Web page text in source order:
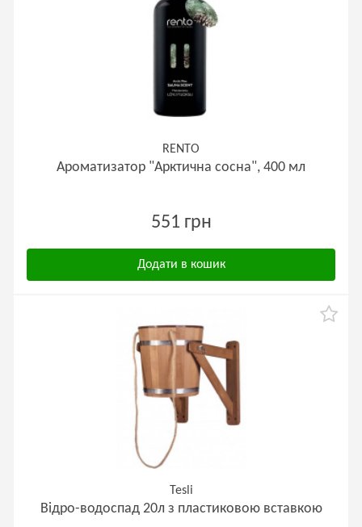
RENTO
Ароматизатор "Арктична сосна", 400 мл
551 грн
Додати в кошик
Tesli
Відро-водоспад 20л з пластиковою вставкою